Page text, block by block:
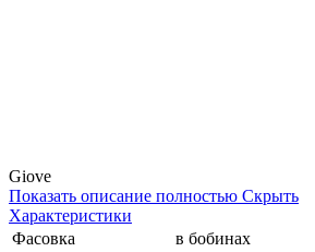
Giove
Показать описание полностью Скрыть
Характеристики
Фасовка
в бобинах